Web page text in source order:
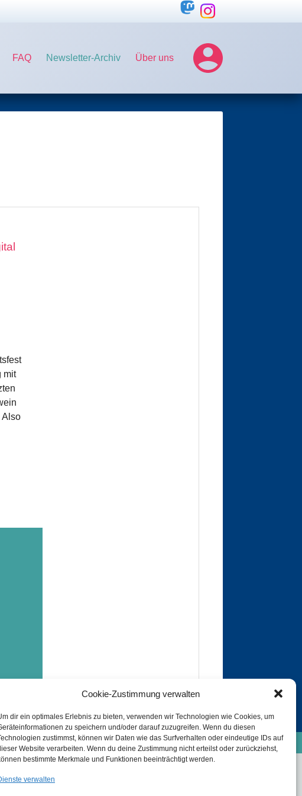
Cookie-Zustimmung verwalten
dir ein optimales Erlebnis zu bieten, verwenden wir Technologien wie Cookies, um
zu speichern und/oder darauf zuzugreifen. Wenn du diesen
zustimmst, können wir Daten wie das Surfverhalten oder eindeutige IDs auf
Website verarbeiten. Wenn du deine Zustimmung nicht erteilst oder zurückziehst,
bestimmte Merkmale und Funktionen beeinträchtigt werden.
verwalten
FAQ Newsletter-Archiv Über uns
Cookie-Richtlinie (EU)
Datenschutzinformation
Haftungsausschluss